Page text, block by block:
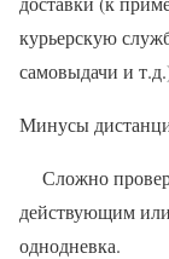
курьерскую
самовыдачи и
Минусы
Сложно
действующим или
однодневка.